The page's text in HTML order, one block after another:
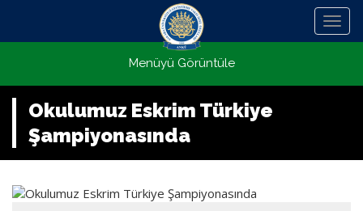
Menü
Menüyü Görüntüle
Okulumuz Eskrim Türkiye
Şampiyonasında